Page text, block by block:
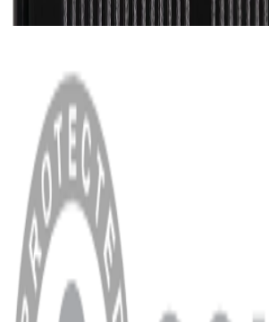
MENÜ
Anasayfa
Hakkımızda
Blog
MÜŞTERİ HİZMETLERİ
Hesabım
Sipariş Sorgulama
Banka Hesap Bilgileri
YARDIM VE DESTEK